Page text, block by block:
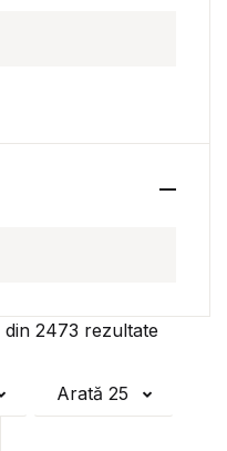
din 2473 rezultate
Arată 25